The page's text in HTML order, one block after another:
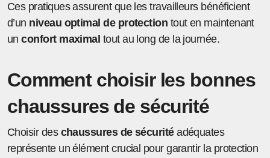
Ces pratiques assurent que les travailleurs bénéficient
d’un niveau optimal de protection tout en maintenant
unconfort maximal tout au long de la journée.
Comment choisir les bonnes
chaussures de sécurité
Choisir des chaussures de sécuritéadéquates
représente un élément crucial pour garantir la protection